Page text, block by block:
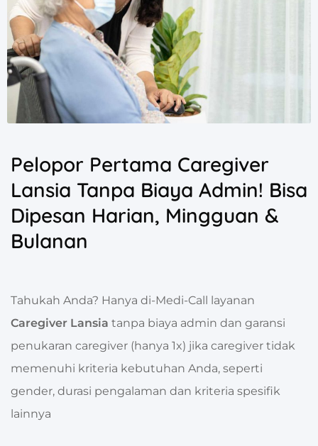
Pelopor Pertama Caregiver
Lansia Tanpa Biaya Admin! Bisa
Dipesan Harian, Mingguan &
Bulanan
Tahukah Anda? Hanya di-Medi-Call layanan
Caregiver Lansia tanpa biaya admin dan garansi
penukaran caregiver (hanya 1x) jika caregiver tidak
memenuhi kriteria kebutuhan Anda, seperti
gender, durasi pengalaman dan kriteria spesifik
lainnya